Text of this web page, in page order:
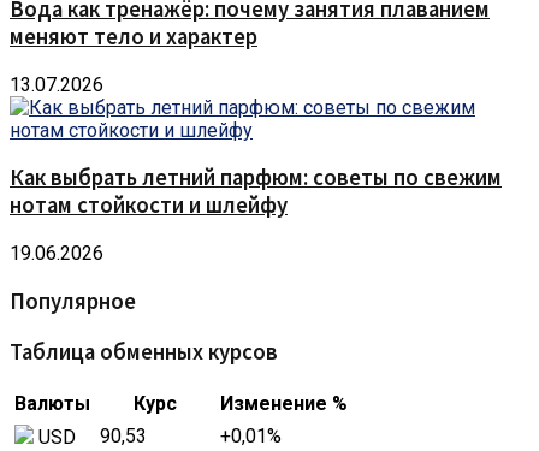
Вода как тренажёр: почему занятия плаванием
меняют тело и характер
13.07.2026
Как выбрать летний парфюм: советы по свежим
нотам стойкости и шлейфу
19.06.2026
Популярное
Таблица обменных курсов
Валюты Курс
Изменение %
USD
90,53 +0,01%